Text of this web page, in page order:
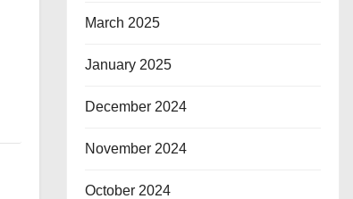
March 2025
January 2025
December 2024
November 2024
October 2024